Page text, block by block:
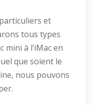
et
tous types
mini à l’iMac en
que soient le
nous pouvons